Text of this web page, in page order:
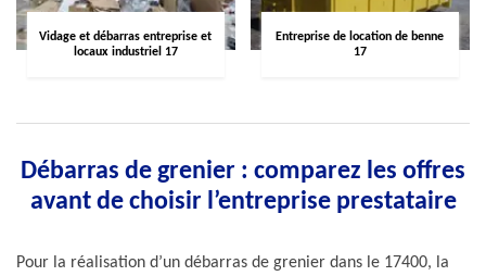
Vidage et débarras entreprise et
locaux industriel 17
Entreprise de location de benne
17
Débarras de grenier : comparez les offres
avant de choisir l’entreprise prestataire
Pour la réalisation d’un débarras de grenier dans le 17400, la